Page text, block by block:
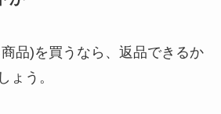
品)を買うなら、返品できるか
ょう。